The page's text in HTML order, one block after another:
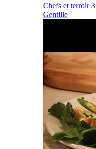
Chefs et terroir
Gentille